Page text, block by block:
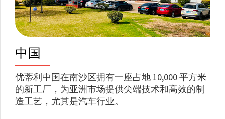
中国
优蒂利中国在南沙区拥有一座占地 10,000 平方米
的新工厂，为亚洲市场提供尖端技术和高效的制
造工艺，尤其是汽车行业。